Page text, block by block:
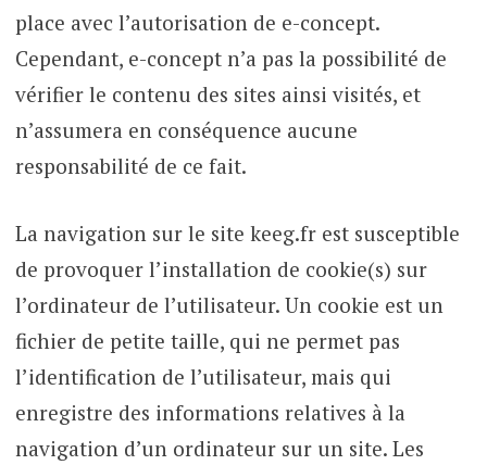
place avec l’autorisation de e-concept.
Cependant, e-concept n’a pas la possibilité de
vérifier le contenu des sites ainsi visités, et
n’assumera en conséquence aucune
responsabilité de ce fait.
La navigation sur le site keeg.fr est susceptible
de provoquer l’installation de cookie(s) sur
l’ordinateur de l’utilisateur. Un cookie est un
fichier de petite taille, qui ne permet pas
l’identification de l’utilisateur, mais qui
enregistre des informations relatives à la
navigation d’un ordinateur sur un site. Les